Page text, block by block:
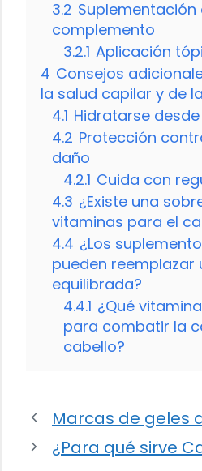
3.2 Suplementación
complemento
3.2.1 Aplicación
4 Consejos
la salud capilar y de
4.1 Hidratarse
4.2 Protección
daño
4.2.1 Cuida con
4.3 ¿Existe una
vitaminas para el
4.4 ¿Los
pueden reemplazar
equilibrada?
4.4.1 ¿Qué
para combatir la
cabello?
Marcas de geles
¿Para qué sirve